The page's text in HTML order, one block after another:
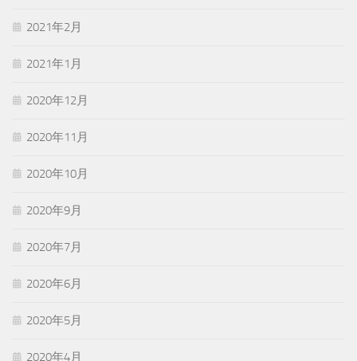
2021年2月
2021年1月
2020年12月
2020年11月
2020年10月
2020年9月
2020年7月
2020年6月
2020年5月
2020年4月